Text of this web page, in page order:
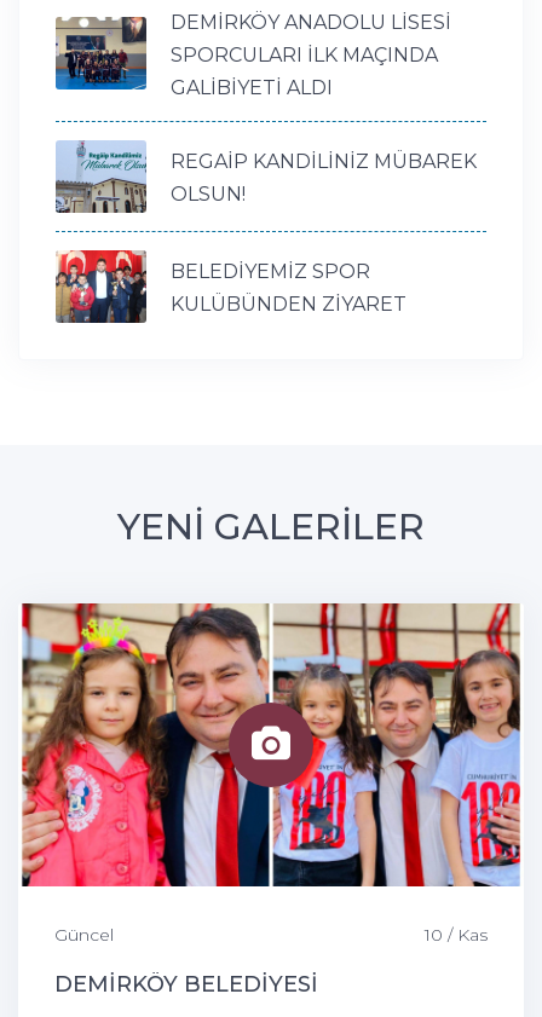
DEMİRKÖY ANADOLU LİSESİ
SPORCULARI İLK MAÇINDA
GALİBİYETİ ALDI
REGAİP KANDİLİNİZ MÜBAREK
OLSUN!
BELEDİYEMİZ SPOR
KULÜBÜNDEN ZİYARET
YENİ GALERİLER
Güncel 10 / Kas
DEMİRKÖY BELEDİYESİ